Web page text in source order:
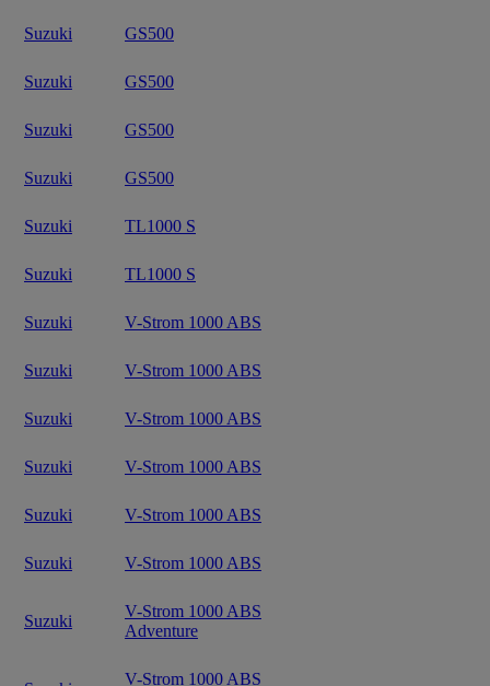
Suzuki GS500
Suzuki GS500
Suzuki GS500
Suzuki GS500
Suzuki TL1000 S
Suzuki TL1000 S
Suzuki V-Strom 1000 ABS
Suzuki V-Strom 1000 ABS
Suzuki V-Strom 1000 ABS
Suzuki V-Strom 1000 ABS
Suzuki V-Strom 1000 ABS
Suzuki V-Strom 1000 ABS
Suzuki
V-Strom 1000 ABS
Adventure
V-Strom 1000 ABS